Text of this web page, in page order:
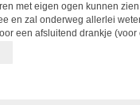
met eigen ogen kunnen
en zal onderweg allerlei
een afsluitend drankje